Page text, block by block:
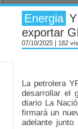
Energia
exportar
07/10/2025 | 182
La petrolera
desarrollar el
diario La
firmará un
adelante